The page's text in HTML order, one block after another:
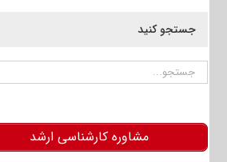
جستجو کنید
جستجو
مشاوره کارشناسی ارشد